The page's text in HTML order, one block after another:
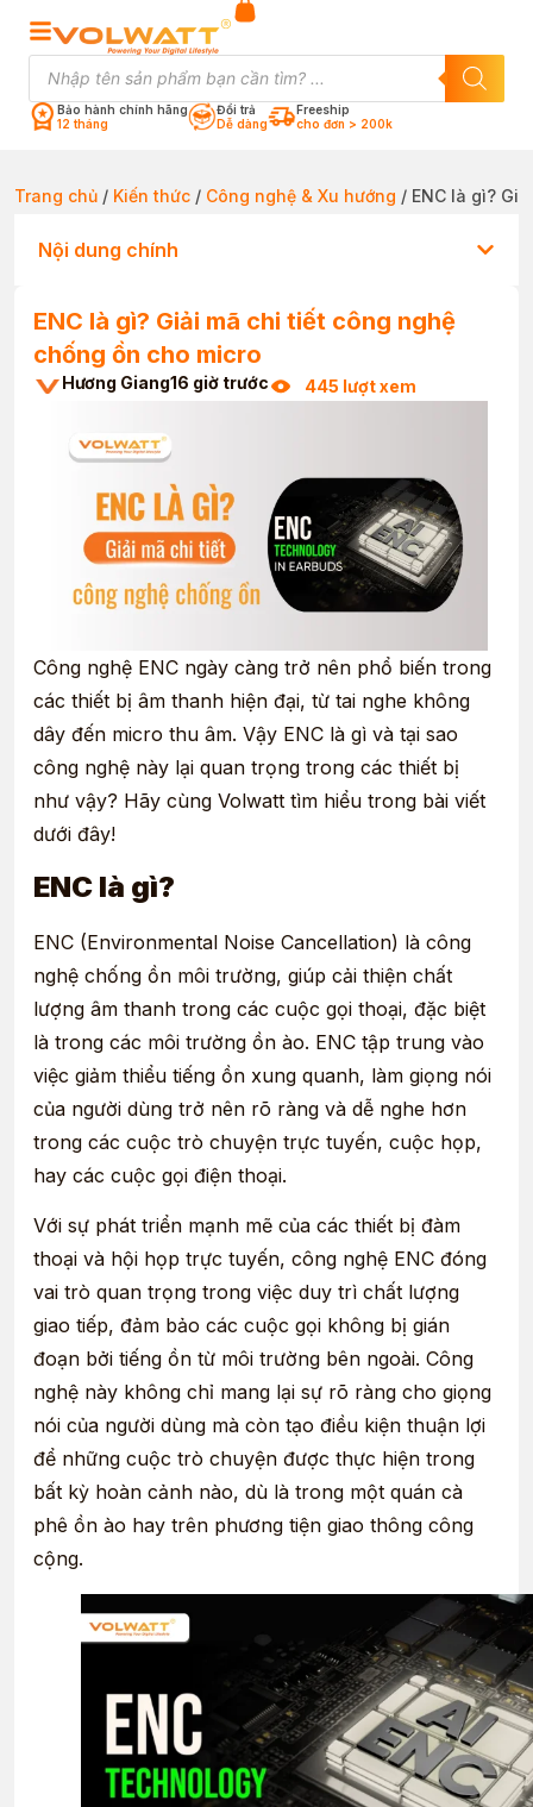
Bảo hành chính hãng
12 tháng
Đổi trả
Dễ dàng
Freeship
cho đơn > 200k
Trang chủ / Kiến thức / Công nghệ & Xu hướng / ENC là gì?
Nội dung chính
ENC là gì? Giải mã chi tiết công nghệ
chống ồn cho micro
Hương Giang16 giờ trước 445 lượt xem
Công nghệ ENC ngày càng trở nên phổ biến trong
các thiết bị âm thanh hiện đại, từ tai nghe không
dây đến micro thu âm. Vậy ENC là gì và tại sao
công nghệ này lại quan trọng trong các thiết bị
như vậy? Hãy cùng Volwatt tìm hiểu trong bài viết
dưới đây!
ENC là gì?
ENC (Environmental Noise Cancellation) là công
nghệ chống ồn môi trường, giúp cải thiện chất
lượng âm thanh trong các cuộc gọi thoại, đặc biệt
là trong các môi trường ồn ào. ENC tập trung vào
việc giảm thiểu tiếng ồn xung quanh, làm giọng nói
của người dùng trở nên rõ ràng và dễ nghe hơn
trong các cuộc trò chuyện trực tuyến, cuộc họp,
hay các cuộc gọi điện thoại.
Với sự phát triển mạnh mẽ của các thiết bị đàm
thoại và hội họp trực tuyến, công nghệ ENC đóng
vai trò quan trọng trong việc duy trì chất lượng
giao tiếp, đảm bảo các cuộc gọi không bị gián
đoạn bởi tiếng ồn từ môi trường bên ngoài. Công
nghệ này không chỉ mang lại sự rõ ràng cho giọng
nói của người dùng mà còn tạo điều kiện thuận lợi
để những cuộc trò chuyện được thực hiện trong
bất kỳ hoàn cảnh nào, dù là trong một quán cà
phê ồn ào hay trên phương tiện giao thông công
cộng.